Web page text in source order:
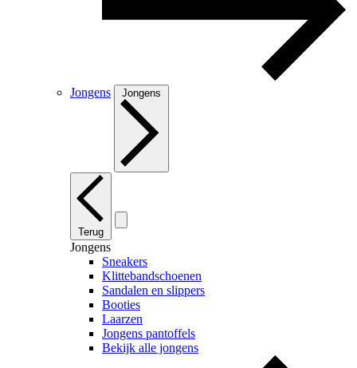
Jongens Jongens
Terug
Jongens
Sneakers
Klittebandschoenen
Sandalen en slippers
Booties
Laarzen
Jongens pantoffels
Bekijk alle jongens